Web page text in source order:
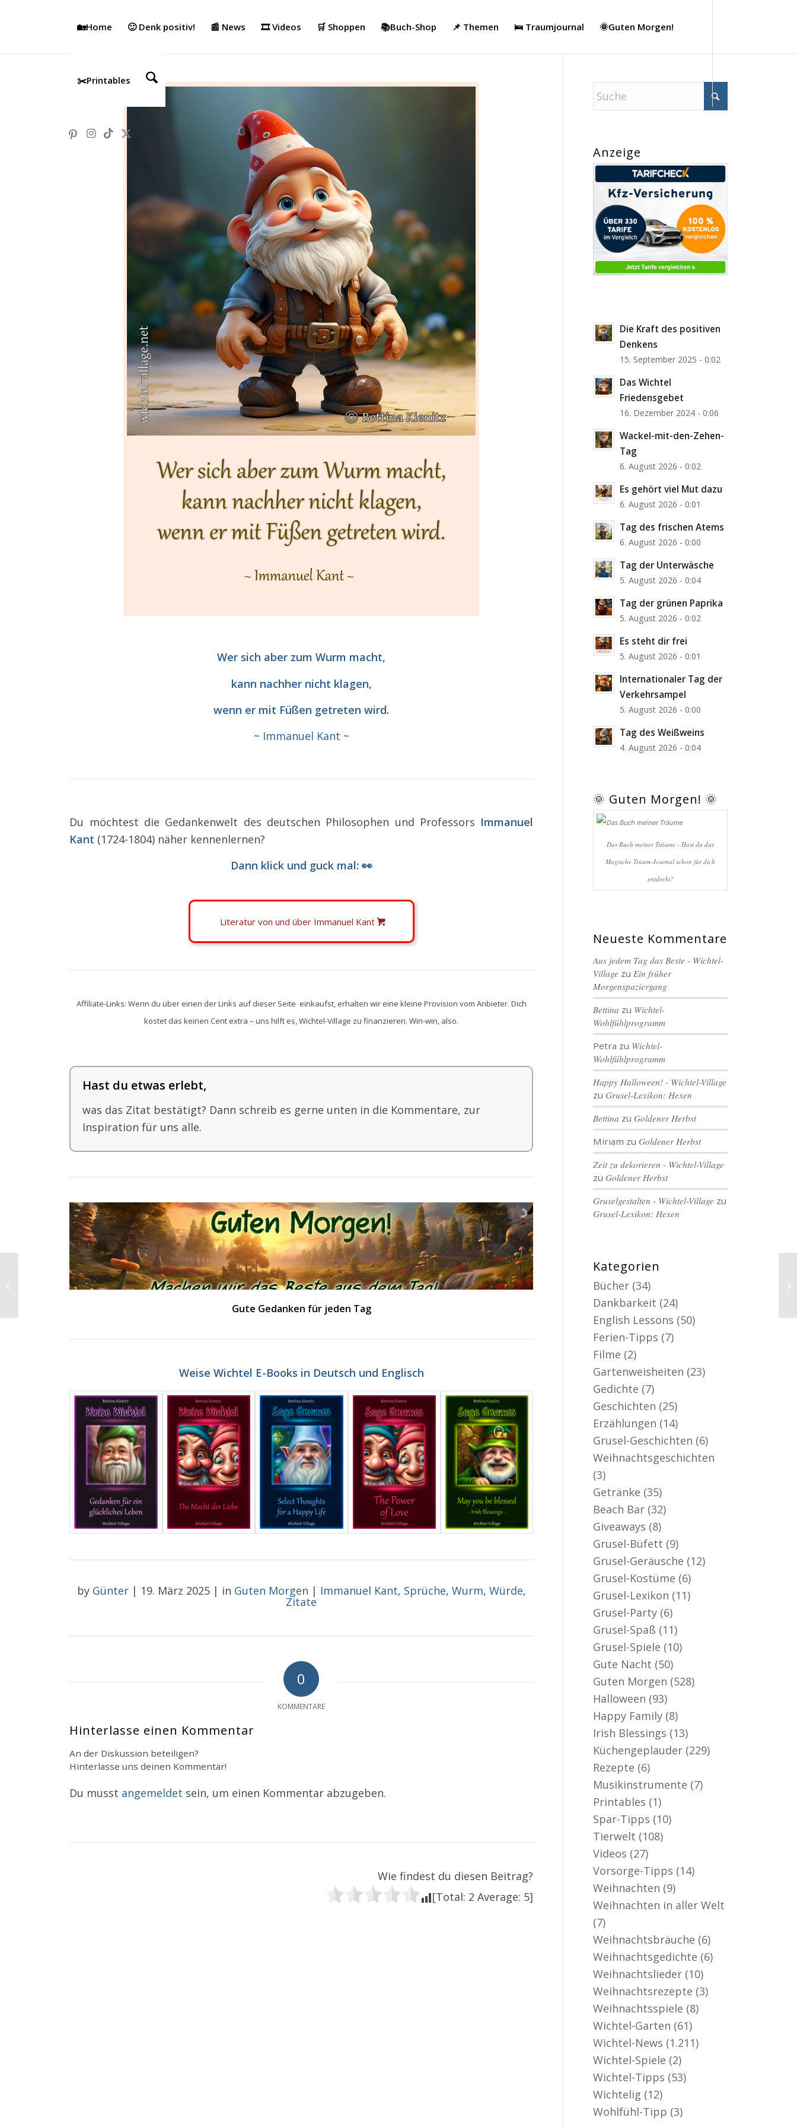
🏡Home 🙂 Denk positiv! 📰 News 🎞️ Videos 🛒 Shoppen 📚Buch-Shop 📌 Themen 🛌 Traumjournal 🌞Guten Morgen!
✂️Printables
Wer sich aber zum Wurm macht,
kann nachher nicht klagen,
wenn er mit Füßen getreten wird.
~ Immanuel Kant ~
Du möchtest die Gedankenwelt des deutschen Philosophen und Professors Immanuel
Kant (1724-1804) näher kennenlernen?
Dann klick und guck mal: 👀
Literatur von und über Immanuel Kant
Affiliate-Links: Wenn du über einen der Links auf dieser Seite einkaufst, erhalten wir eine kleine Provision vom Anbieter. Dich
kostet das keinen Cent extra – uns hilft es, Wichtel-Village zu finanzieren. Win-win, also.
Hast du etwas erlebt,
was das Zitat bestätigt? Dann schreib es gerne unten in die Kommentare, zur
Inspiration für uns alle.
Gute Gedanken für jeden Tag
Weise Wichtel E-Books in Deutsch und Englisch
by Günter | 19. März 2025 | in Guten Morgen | Immanuel Kant, Sprüche, Wurm, Würde,
Zitate
0
KOMMENTARE
Hinterlasse einen Kommentar
An der Diskussion beteiligen?
Hinterlasse uns deinen Kommentar!
Du musst angemeldet sein, um einen Kommentar abzugeben.
Wie findest du diesen Beitrag?
[Total: 2 Average: 5]
Anzeige
Die Kraft des positiven
Denkens
15. September 2025 - 0:02
Das Wichtel
Friedensgebet
16. Dezember 2024 - 0:06
Wackel-mit-den-Zehen-
Tag
6. August 2026 - 0:02
Es gehört viel Mut dazu
6. August 2026 - 0:01
Tag des frischen Atems
6. August 2026 - 0:00
Tag der Unterwäsche
5. August 2026 - 0:04
Tag der grünen Paprika
5. August 2026 - 0:02
Es steht dir frei
5. August 2026 - 0:01
Internationaler Tag der
Verkehrsampel
5. August 2026 - 0:00
Tag des Weißweins
4. August 2026 - 0:04
🌞 Guten Morgen! 🌞
Das Buch meiner Träume - Hast du das
Magische Traum-Journal schon für dich
entdeckt?
Neueste Kommentare
Aus jedem Tag das Beste - Wichtel-
Village zu Ein früher
Morgenspaziergang
Bettina zu Wichtel-
Wohlfühlprogramm
Petra zu Wichtel-
Wohlfühlprogramm
Happy Halloween! - Wichtel-Village
zuGrusel-Lexikon: Hexen
Bettina zuGoldener Herbst
Miriam zuGoldener Herbst
Zeit zu dekorieren - Wichtel-Village
zuGoldener Herbst
Gruselgestalten - Wichtel-Village zu
Grusel-Lexikon: Hexen
Kategorien
Bücher (34)
Dankbarkeit (24)
English Lessons (50)
Ferien-Tipps (7)
Filme (2)
Gartenweisheiten (23)
Gedichte (7)
Geschichten (25)
Erzählungen (14)
Grusel-Geschichten (6)
Weihnachtsgeschichten
(3)
Getränke (35)
Beach Bar (32)
Giveaways (8)
Grusel-Büfett (9)
Grusel-Geräusche (12)
Grusel-Kostüme (6)
Grusel-Lexikon (11)
Grusel-Party (6)
Grusel-Spaß (11)
Grusel-Spiele (10)
Gute Nacht (50)
Guten Morgen (528)
Halloween (93)
Happy Family (8)
Irish Blessings (13)
Küchengeplauder (229)
Rezepte (6)
Musikinstrumente (7)
Printables (1)
Spar-Tipps (10)
Tierwelt (108)
Videos (27)
Vorsorge-Tipps (14)
Weihnachten (9)
Weihnachten in aller Welt
(7)
Weihnachtsbräuche (6)
Weihnachtsgedichte (6)
Weihnachtslieder (10)
Weihnachtsrezepte (3)
Weihnachtsspiele (8)
Wichtel-Garten (61)
Wichtel-News (1.211)
Wichtel-Spiele (2)
Wichtel-Tipps (53)
Wichtelig (12)
Wohlfühl-Tipp (3)
Das schönste aller